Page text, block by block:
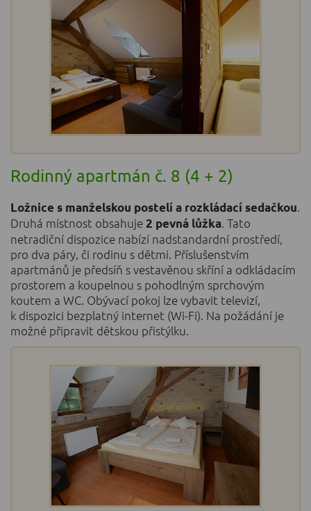
Rodinný apartmán č. 8 (4 + 2)
Ložnice s manželskou postelí a rozkládací sedačkou.
Druhá místnost obsahuje 2 pevná lůžka. Tato
netradiční dispozice nabízí nadstandardní prostředí,
pro dva páry, či rodinu s dětmi. Příslušenstvím
apartmánů je předsíň s vestavěnou skříní a odkládacím
prostorem a koupelnou s pohodlným sprchovým
koutem a WC. Obývací pokoj lze vybavit televizí,
k dispozici bezplatný internet (Wi-Fi). Na požádání je
možné připravit dětskou přistýlku.